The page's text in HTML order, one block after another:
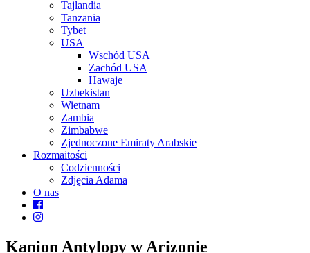
Tajlandia
Tanzania
Tybet
USA
Wschód USA
Zachód USA
Hawaje
Uzbekistan
Wietnam
Zambia
Zimbabwe
Zjednoczone Emiraty Arabskie
Rozmaitości
Codzienności
Zdjęcia Adama
O nas
Kanion Antylopy w Arizonie